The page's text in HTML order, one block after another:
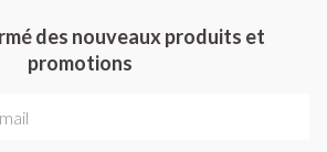
des nouveaux produits et
promotions